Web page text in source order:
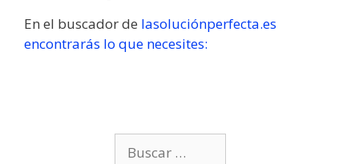
En el buscador de lasoluciónperfecta.es
encontrarás lo que necesites: